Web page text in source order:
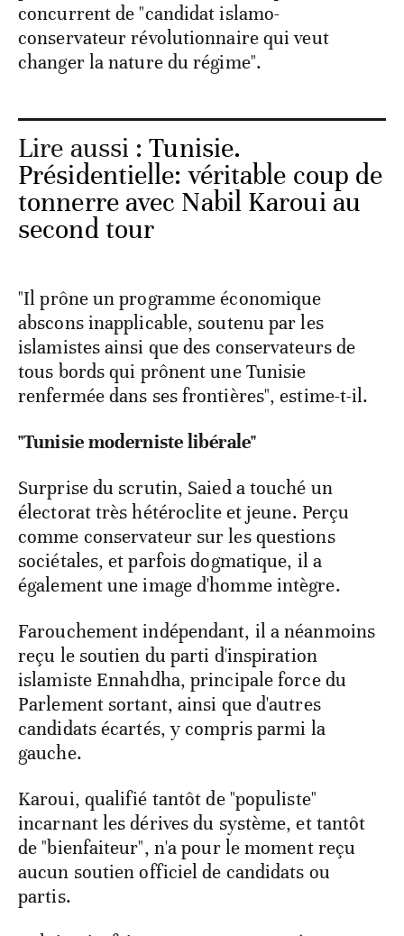
concurrent de "candidat islamo-
conservateur révolutionnaire qui veut
changer la nature du régime".
Lire aussi :Tunisie.
Présidentielle: véritable coup de
tonnerre avec Nabil Karoui au
second tour
"Il prône un programme économique
abscons inapplicable, soutenu par les
islamistes ainsi que des conservateurs de
tous bords qui prônent une Tunisie
renfermée dans ses frontières", estime-t-il.
"Tunisie moderniste libérale"
Surprise du scrutin, Saied a touché un
électorat très hétéroclite et jeune. Perçu
comme conservateur sur les questions
sociétales, et parfois dogmatique, il a
également une image d'homme intègre.
Farouchement indépendant, il a néanmoins
reçu le soutien du parti d'inspiration
islamiste Ennahdha, principale force du
Parlement sortant, ainsi que d'autres
candidats écartés, y compris parmi la
gauche.
Karoui, qualifié tantôt de "populiste"
incarnant les dérives du système, et tantôt
de "bienfaiteur", n'a pour le moment reçu
aucun soutien officiel de candidats ou
partis.